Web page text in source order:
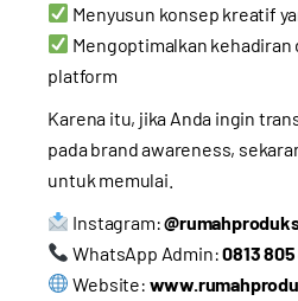
Menyusun konsep kreatif
Mengoptimalkan
platform
Karena itu, jika Anda ingin
pada brand awareness,
untuk memulai.
Instagram:
WhatsApp Admin:0813
Website: